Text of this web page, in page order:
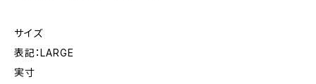
サイズ
表記：LARGE
実寸